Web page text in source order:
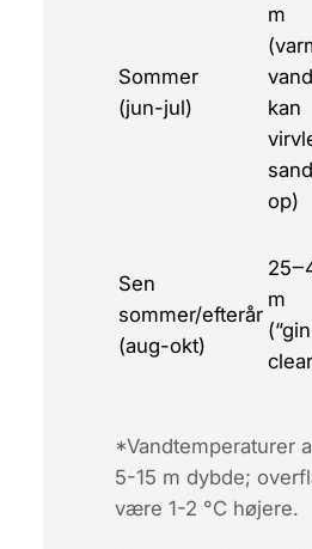
Sommer
(jun-jul)
m
vand
kan
sand
op)
Sen
sommer/efterår
(aug-okt)
m
*Vandtemperaturer
5-15 m dybde;
være 1-2 °C højere.